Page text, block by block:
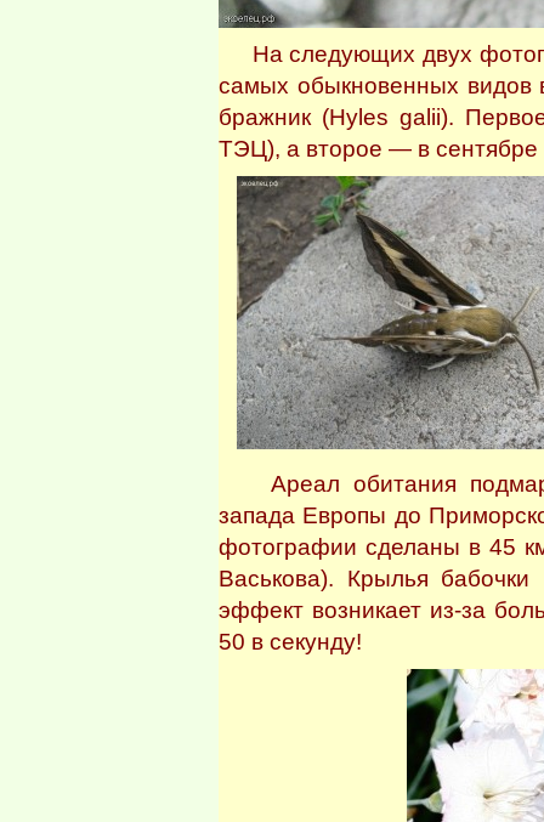
На следующих двух
самых обыкновенных
бражник (Hyles galii).
ТЭЦ), а второе — в сентябре
Ареал обитания
запада Европы до
фотографии сделаны в 45
Васькова). Крылья
эффект возникает из-за
50 в секунду!